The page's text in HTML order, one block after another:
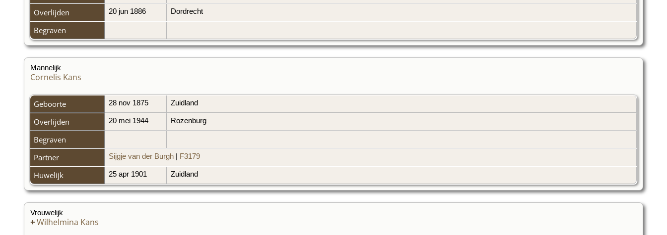
Overlijden 20 jun 1886 Dordrecht
Begraven
Mannelijk
Cornelis Kans
Geboorte 28 nov 1875 Zuidland
Overlijden 20 mei 1944 Rozenburg
Begraven
Partner
Sijgje van der Burgh | F3179
Huwelijk 25 apr 1901 Zuidland
Vrouwelijk
+Wilhelmina Kans